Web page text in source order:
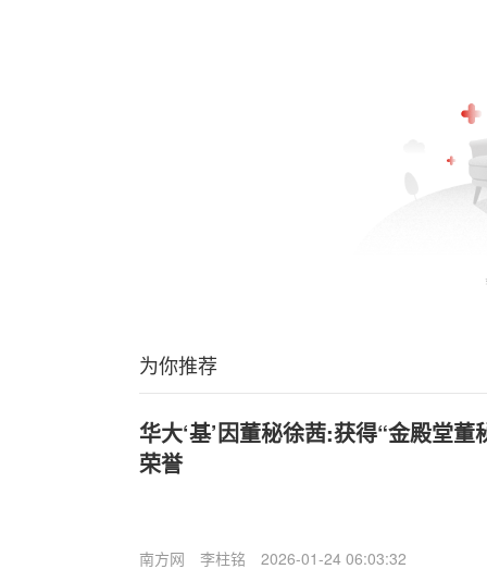
为你推荐
华大‘基’因董秘徐茜:获得“金殿堂
荣誉
南方网 李柱铭 2026-01-24 06:03:32